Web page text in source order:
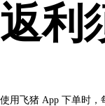
返利
使用飞猪 App 下单时，